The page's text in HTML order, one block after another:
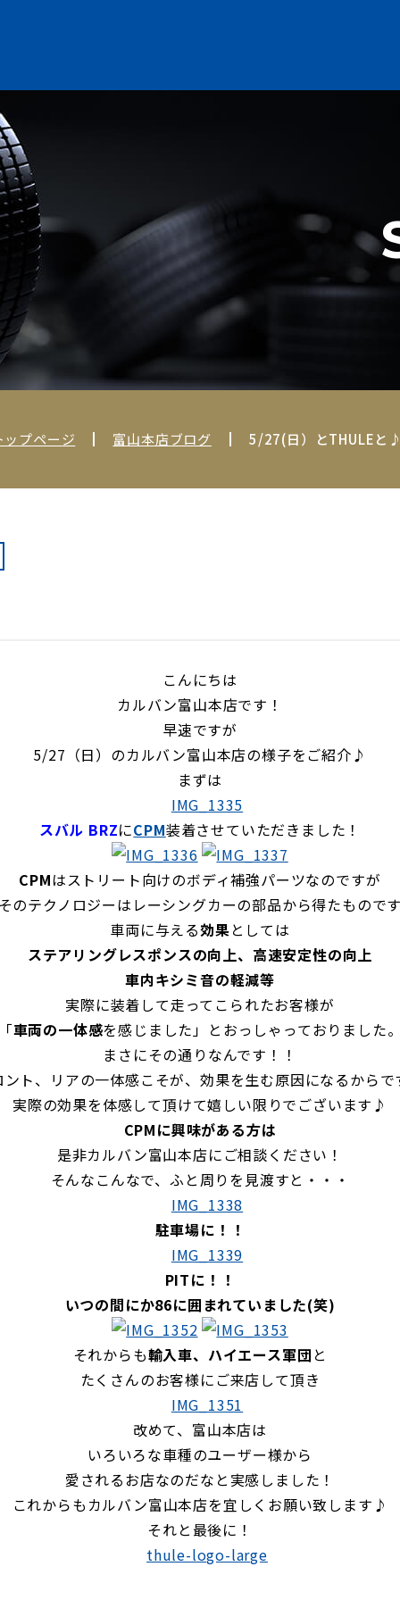
プページ 富山本店ブログ 5/27(日）とTHULEと♪
こんにちは
カルバン富山本店です！
早速ですが
5/27（日）のカルバン富山本店の様子をご紹介♪
まずは
スバル BRZにCPM装着させていただきました！
CPMはストリート向けのボディ補強パーツなのですが
のテクノロジーはレーシングカーの部品から得たものです
車両に与える効果としては
ステアリングレスポンスの向上、高速安定性の向上
車内キシミ音の軽減等
実際に装着して走ってこられたお客様が
車両の一体感を感じました」とおっしゃっておりました。
まさにその通りなんです！！
ント、リアの一体感こそが、効果を生む原因になるからで
実際の効果を体感して頂けて嬉しい限りでございます♪
CPMに興味がある方は
是非カルバン富山本店にご相談ください！
そんなこんなで、ふと周りを見渡すと・・・
駐車場に！！
PITに！！
いつの間にか86に囲まれていました(笑)
それからも輸入車、ハイエース軍団 と
たくさんのお客様にご来店して頂き
改めて、富山本店は
いろいろな車種のユーザー様から
愛されるお店なのだなと実感しました！
これからもカルバン富山本店を宜しくお願い致します♪
それと最後に！